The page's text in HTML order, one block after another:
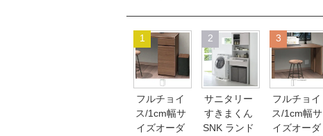
1
フルチョイ
ス/1cm幅サ
イズオーダ
2
サニタリー
すきまくん
SNK ランド
3
フルチョイ
ス/1cm幅サ
イズオーダ